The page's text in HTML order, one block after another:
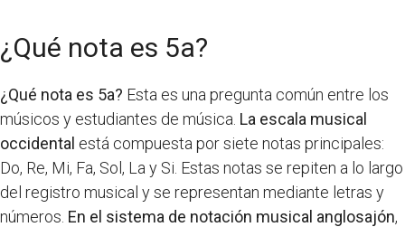
¿Qué nota es 5a?
¿Qué nota es 5a? Esta es una pregunta común entre los
músicos y estudiantes de música. La escala musical
occidental está compuesta por siete notas principales:
Do, Re, Mi, Fa, Sol, La y Si. Estas notas se repiten a lo largo
del registro musical y se representan mediante letras y
números. En el sistema de notación musical anglosajón,